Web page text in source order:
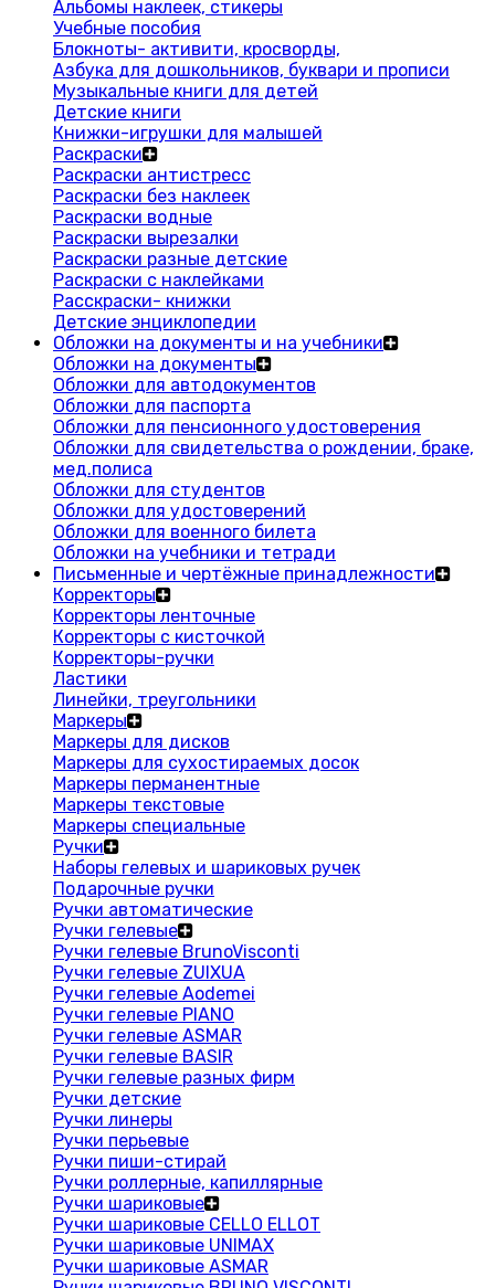
Альбомы наклеек, стикеры
Учебные пособия
Блокноты- активити, кросворды,
Азбука для дошкольников, буквари и прописи
Музыкальные книги для детей
Детские книги
Книжки-игрушки для малышей
Раскраски
Раскраски антистресс
Раскраски без наклеек
Раскраски водные
Раскраски вырезалки
Раскраски разные детские
Раскраски с наклейками
Расскраски- книжки
Детские энциклопедии
Обложки на документы и на учебники
Обложки на документы
Обложки для автодокументов
Обложки для паспорта
Обложки для пенсионного удостоверения
Обложки для свидетельства о рождении, браке,
мед.полиса
Обложки для студентов
Обложки для удостоверений
Обложки для военного билета
Обложки на учебники и тетради
Письменные и чертёжные принадлежности
Корректоры
Корректоры ленточные
Корректоры с кисточкой
Корректоры-ручки
Ластики
Линейки, треугольники
Маркеры
Маркеры для дисков
Маркеры для сухостираемых досок
Маркеры перманентные
Маркеры текстовые
Маркеры специальные
Ручки
Наборы гелевых и шариковых ручек
Подарочные ручки
Ручки автоматические
Ручки гелевые
Ручки гелевые BrunoVisconti
Ручки гелевые ZUIXUA
Ручки гелевые Aodemei
Ручки гелевые PIANO
Ручки гелевые ASMAR
Ручки гелевые BASIR
Ручки гелевые разных фирм
Ручки детские
Ручки линеры
Ручки перьевые
Ручки пиши-стирай
Ручки роллерные, капиллярные
Ручки шариковые
Ручки шариковые CELLO ELLOT
Ручки шариковые UNIMAX
Ручки шариковые ASMAR